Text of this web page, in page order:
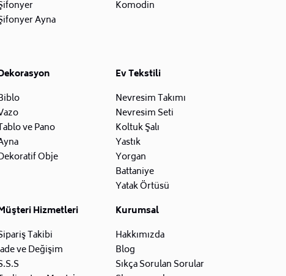
Ayna
Komodin
ve Pano
Obje
Ev Tekstili
Nevresim Takımı
Nevresim Seti
Koltuk Şalı
Yastık
Yorgan
Battaniye
Yatak Örtüsü
Hizmetleri
Takibi
ve Değişim
Kurumsal
Hakkımızda
Blog
Sıkça Sorulan Sorular